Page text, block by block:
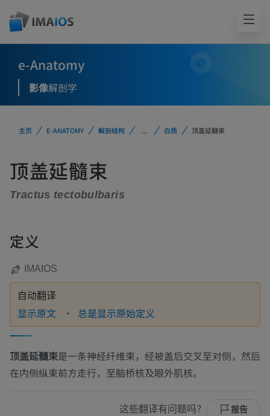
e-Anatomy
影像解剖学
主页 E-ANATOMY 解剖结构 ... 白质 顶盖延髓束
顶盖延髓束
Tractus tectobulbaris
定义
IMAIOS
自动翻译
显示原文 总是显示原始定义
顶盖延髓束是一条神经纤维束，经被盖后交叉至对侧，然后
在内侧纵束前方走行，至脑桥核及眼外肌核。
这些翻译有问题吗？ 报告